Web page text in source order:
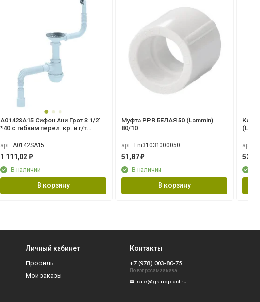
A0142SA15 Сифон Ани Грот 3 1/2"
*40 с гибким перел. кр. и г/т
арт: A0142SA15
1 111,02 ₽
В наличии
В корзину
Муфта PPR БЕЛАЯ 50 (Lammin)
80/10
арт: Lm31031000050
51,87 ₽
В наличии
В корзину
арт:
52,67
Личный кабинет
Профиль
Мои заказы
Контакты
+7 (978) 003-80-75
По вопросам заказа
sale@grandplast.ru